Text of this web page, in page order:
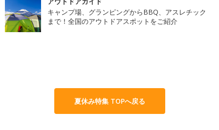
キャンプ場、グランピングからBBQ、アスレチック
まで！全国のアウトドアスポットをご紹介
夏休み特集 TOPへ戻る